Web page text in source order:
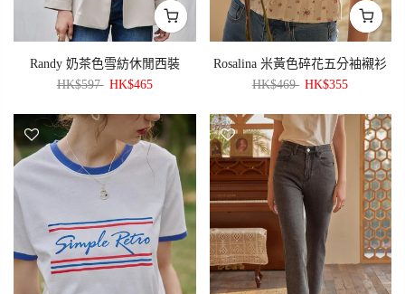
Randy 奶茶色雪紡休閒西裝
HK$597 HK$465
Rosalina 米黃色碎花五分袖襯衫
HK$469 HK$355